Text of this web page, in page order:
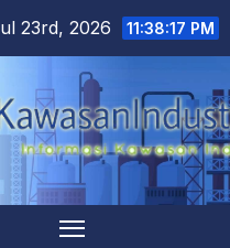
23rd, 2026 11:38:18 PM